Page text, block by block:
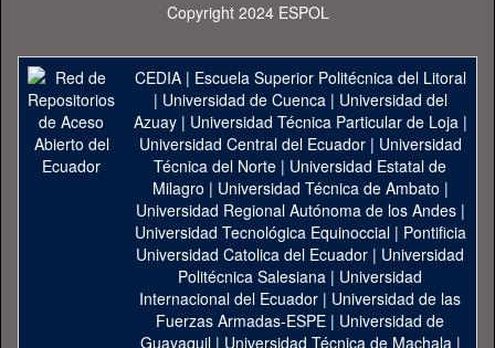
Copyright 2024 ESPOL
CEDIA| Escuela Superior Politécnica del Litoral
| Universidad de Cuenca| Universidad del
Azuay| Universidad Técnica Particular de Loja|
Universidad Central del Ecuador| Universidad
Técnica del Norte | Universidad Estatal de
Milagro | Universidad Técnica de Ambato |
Universidad Regional Autónoma de los Andes|
Universidad Tecnológica Equinoccial| Pontificia
Universidad Catolica del Ecuador | Universidad
Politécnica Salesiana | Universidad
Internacional del Ecuador | Universidad de las
Fuerzas Armadas-ESPE | Universidad de
Guayaquil| Universidad Técnica de Machala |